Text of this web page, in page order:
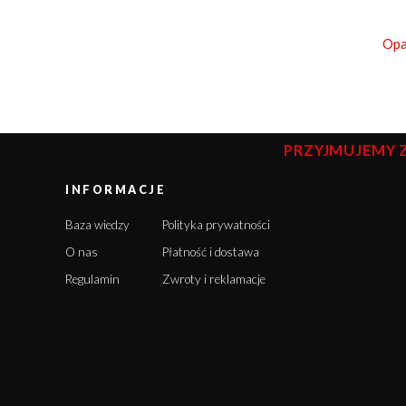
PRZYJMUJEMY
INFORMACJE
Baza wiedzy
O nas
Regulamin
Polityka prywatności
Płatność i dostawa
Zwroty i reklamacje